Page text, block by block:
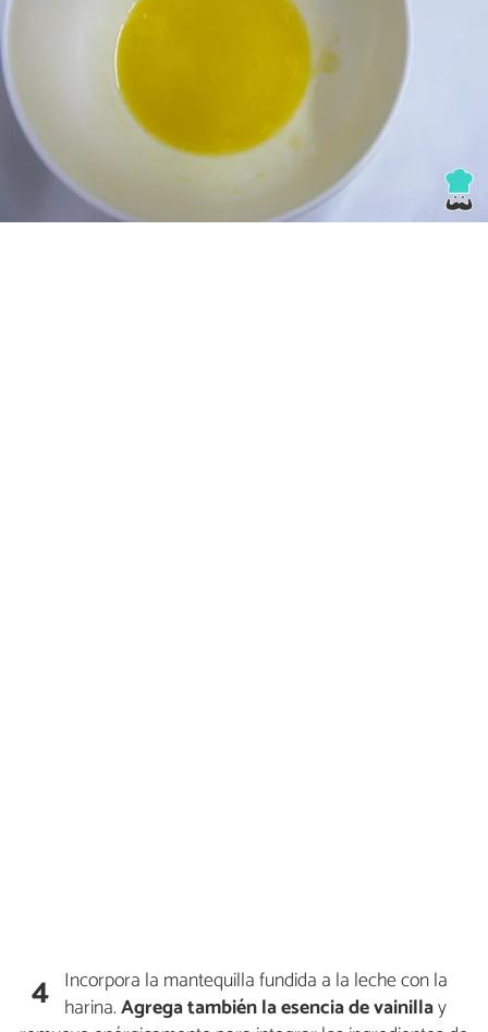
4 Incorpora la mantequilla fundida a la leche con la
harina.Agrega también la esencia de vainillay